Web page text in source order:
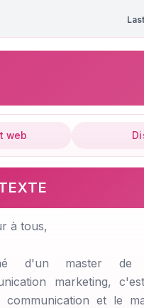
web
à tous,
d'un master
marketing,
communication et le